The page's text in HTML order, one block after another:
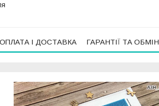
ОПЛАТА І ДОСТАВКА ГАРАНТІЇ ТА ОБМІН